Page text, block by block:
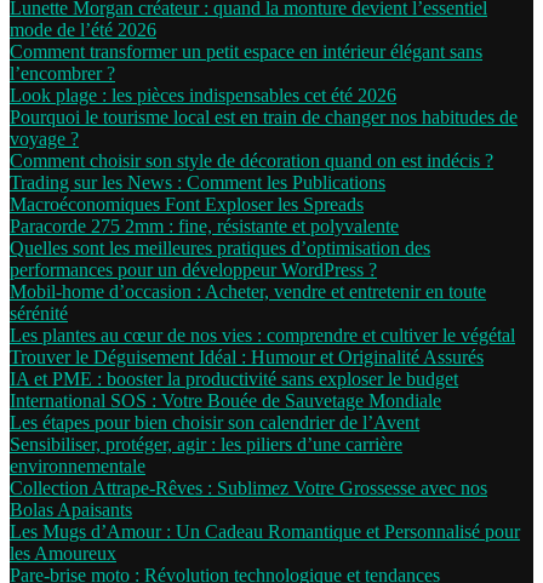
Lunette Morgan créateur : quand la monture devient l’essentiel
mode de l’été 2026
Comment transformer un petit espace en intérieur élégant sans
l’encombrer ?
Look plage : les pièces indispensables cet été 2026
Pourquoi le tourisme local est en train de changer nos habitudes de
voyage ?
Comment choisir son style de décoration quand on est indécis ?
Trading sur les News : Comment les Publications
Macroéconomiques Font Exploser les Spreads
Paracorde 275 2mm : fine, résistante et polyvalente
Quelles sont les meilleures pratiques d’optimisation des
performances pour un développeur WordPress ?
Mobil-home d’occasion : Acheter, vendre et entretenir en toute
sérénité
Les plantes au cœur de nos vies : comprendre et cultiver le végétal
Trouver le Déguisement Idéal : Humour et Originalité Assurés
IA et PME : booster la productivité sans exploser le budget
International SOS : Votre Bouée de Sauvetage Mondiale
Les étapes pour bien choisir son calendrier de l’Avent
Sensibiliser, protéger, agir : les piliers d’une carrière
environnementale
Collection Attrape-Rêves : Sublimez Votre Grossesse avec nos
Bolas Apaisants
Les Mugs d’Amour : Un Cadeau Romantique et Personnalisé pour
les Amoureux
Pare-brise moto : Révolution technologique et tendances